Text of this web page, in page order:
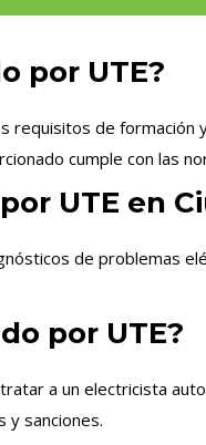
por UTE?
requisitos de
cumple con las
UTE en
de problemas
por UTE?
a un electricista
y sanciones.